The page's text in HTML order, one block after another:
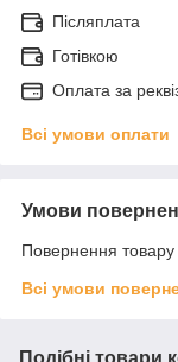
Післяплата
Готівкою
Оплата за
Всі умови оплати
Умови
Повернення
Всі умови
Подібні товари